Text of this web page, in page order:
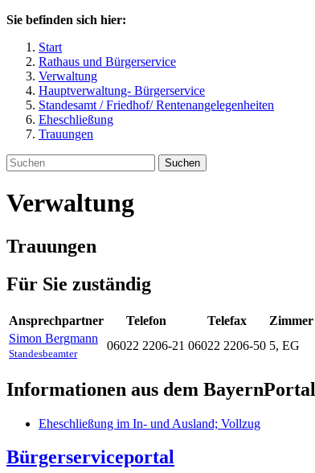
Sie befinden sich hier:
Start
Rathaus und Bürgerservice
Verwaltung
Hauptverwaltung- Bürgerservice
Standesamt / Friedhof/ Rentenangelegenheiten
Eheschließung
Trauungen
Suchen
Verwaltung
Trauungen
Für Sie zuständig
Ansprechpartner Telefon Telefax Zimmer
Simon Bergmann
Standesbeamter
06022 2206-21 06022 2206-50 5, EG
Informationen aus dem BayernPortal
Eheschließung im In- und Ausland; Vollzug
Bürgerserviceportal